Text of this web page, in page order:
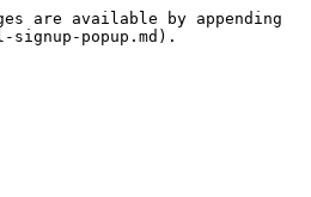
are available by appending
popup.md).